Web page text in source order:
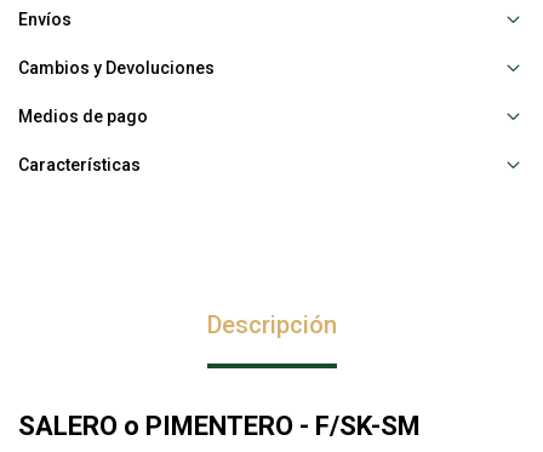
Envíos
Cambios y Devoluciones
Medios de pago
Características
Descripción
SALERO o PIMENTERO - F/SK-SM